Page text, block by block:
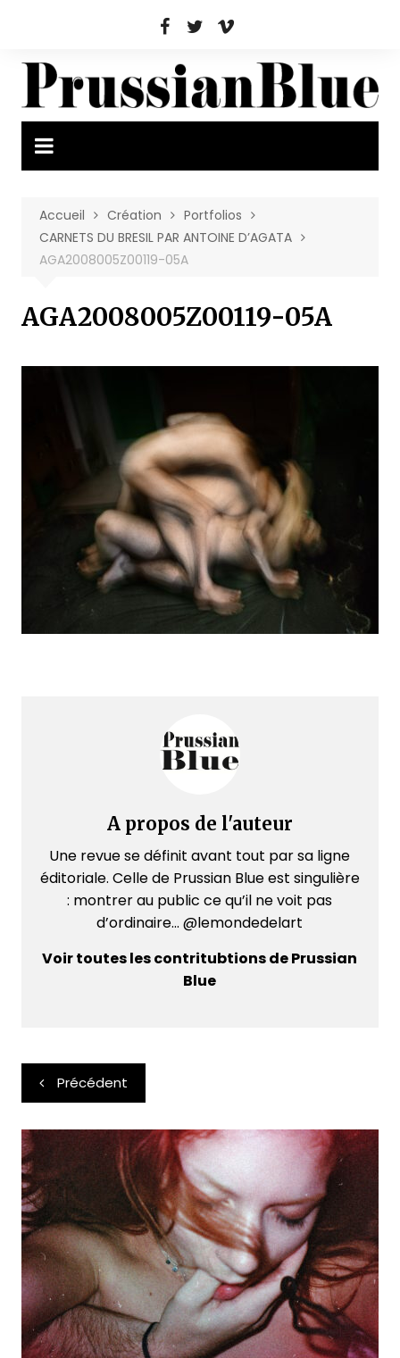
Accueil Création
Portfolios
CARNETS DU BRESIL PAR ANTOINE D’AGATA
AGA2008005Z00119-05A
AGA2008005Z00119-05A
A propos de l'auteur
Une revue se définit avant tout par sa ligne
éditoriale. Celle de Prussian Blue est singulière
: montrer au public ce qu’il ne voit pas
d’ordinaire... @lemondedelart
Voir toutes les contritubtions de Prussian
Blue
Navigation
de
l’article
Précédent